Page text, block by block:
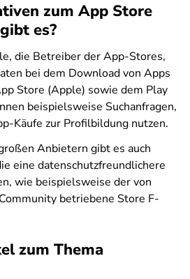
zum App Store
es?
die Betreiber der App-Stores,
bei dem Download von Apps
Store (Apple) sowie dem Play
beispielsweise Suchanfragen,
Käufe zur Profilbildung nutzen.
Anbietern gibt es auch
eine datenschutzfreundlichere
wie beispielsweise der von
betriebene Store F-
zum Thema